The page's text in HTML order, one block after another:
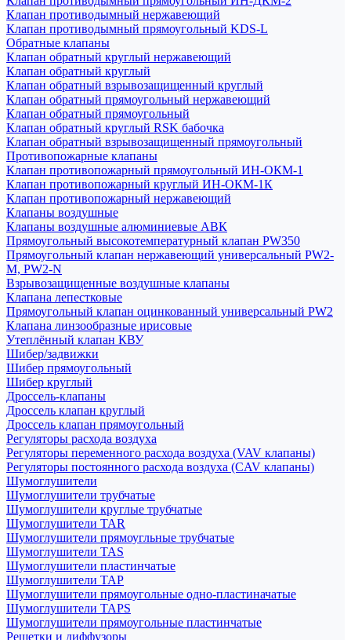
Клапан противодымный нержавеющий
Клапан противодымный прямоугольный KDS-L
Обратные клапаны
Клапан обратный круглый нержавеющий
Клапан обратный круглый
Клапан обратный взрывозащищенный круглый
Клапан обратный прямоугольный нержавеющий
Клапан обратный прямоугольный
Клапан обратный круглый RSK бабочка
Клапан обратный взрывозащищенный прямоугольный
Противопожарные клапаны
Клапан противопожарный прямоугольный ИН-ОКМ-1
Клапан противопожарный круглый ИН-ОКМ-1К
Клапан противопожарный нержавеющий
Клапаны воздушные
Клапаны воздушные алюминиевые АВК
Прямоугольный высокотемпературный клапан PW350
Прямоугольный клапан нержавеющий универсальный PW2-
M, PW2-N
Взрывозащищенные воздушные клапаны
Клапана лепестковые
Прямоугольный клапан оцинкованный универсальный PW2
Клапана линзообразные ирисовые
Утеплённый клапан КВУ
Шибер/задвижки
Шибер прямоугольный
Шибер круглый
Дроссель-клапаны
Дроссель клапан круглый
Дроссель клапан прямоугольный
Регуляторы расхода воздуха
Регуляторы переменного расхода воздуха (VAV клапаны)
Регуляторы постоянного расхода воздуха (CAV клапаны)
Шумоглушители
Шумоглушители трубчатые
Шумоглушители круглые трубчатые
Шумоглушители TAR
Шумоглушители прямоугльные трубчатые
Шумоглушители TAS
Шумоглушители пластинчатые
Шумоглушители TAP
Шумоглушители прямоугольные одно-пластиначатые
Шумоглушители TAPS
Шумоглушители прямоугольные пластинчатые
Решетки и диффузоры